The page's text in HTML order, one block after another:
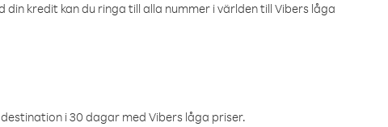
kredit kan du ringa till alla nummer i världen till Vibers låga
i 30 dagar med Vibers låga priser.